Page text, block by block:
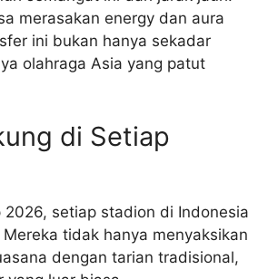
merasakan energy dan aura
ini bukan hanya sekadar
olahraga Asia yang patut
di Setiap
setiap stadion di Indonesia
tidak hanya menyaksikan
dengan tarian tradisional,